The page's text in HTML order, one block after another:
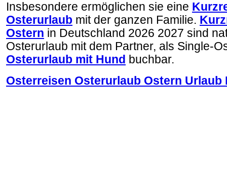
Insbesondere ermöglichen sie eine
Osterurlaub mit der ganzen Familie.
Ostern in Deutschland 2026 2027 sind
Osterurlaub mit dem Partner, als Single-
Osterurlaub mit Hund buchbar.
Osterreisen Osterurlaub Ostern Urlaub